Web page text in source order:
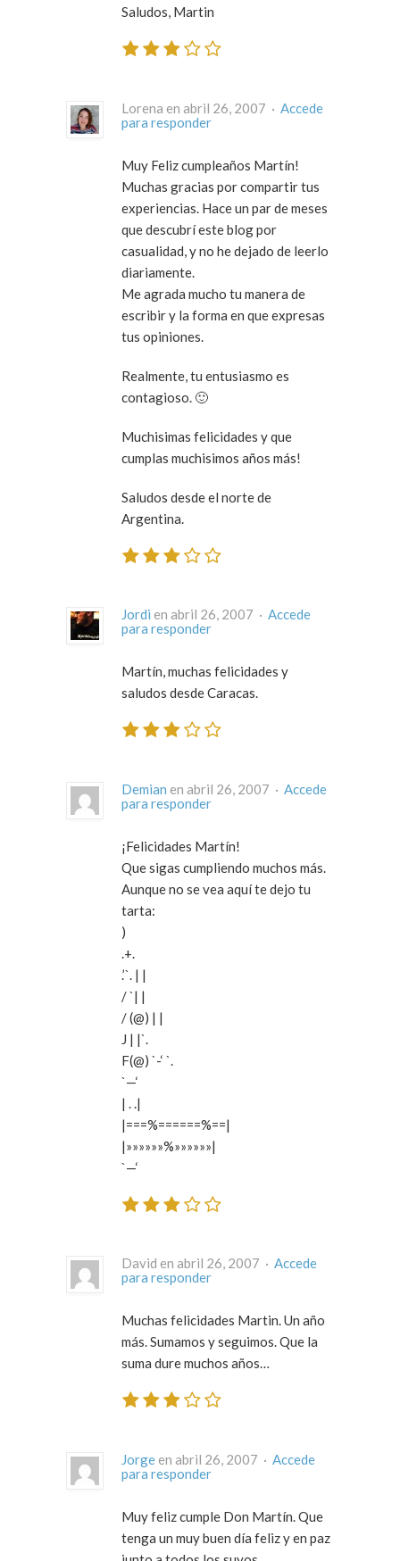
Saludos, Martin
Lorena en abril 26, 2007 · Accede
para responder
Muy Feliz cumpleaños Martín!
Muchas gracias por compartir tus
experiencias. Hace un par de meses
que descubrí este blog por
casualidad, y no he dejado de leerlo
diariamente.
Me agrada mucho tu manera de
escribir y la forma en que expresas
tus opiniones.
Realmente, tu entusiasmo es
contagioso. 🙂
Muchisimas felicidades y que
cumplas muchisimos años más!
Saludos desde el norte de
Argentina.
Jordi en abril 26, 2007 · Accede
para responder
Martín, muchas felicidades y
saludos desde Caracas.
Demian en abril 26, 2007 · Accede
para responder
¡Felicidades Martín!
Que sigas cumpliendo muchos más.
Aunque no se vea aquí te dejo tu
tarta:
)
.+.
.’`. | |
/ `| |
/ (@) | |
J | |`.
F(@) `-‘ `.
`—‘
| . .|
|===%======%==|
|»»»»»»%»»»»»»|
`—‘
David en abril 26, 2007 · Accede
para responder
Muchas felicidades Martin. Un año
más. Sumamos y seguimos. Que la
suma dure muchos años…
Jorge en abril 26, 2007 · Accede
para responder
Muy feliz cumple Don Martín. Que
tenga un muy buen día feliz y en paz